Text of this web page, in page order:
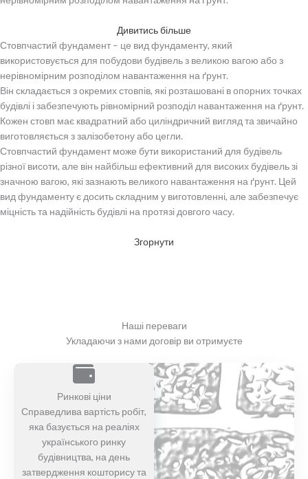
Дивитись більше
Стовпчастий фундамент – це вид фундаменту, який
використовується для побудови будівель з великою вагою або з
нерівномірним розподілом навантаження на ґрунт.
Він складається з окремих стовпів, які розташовані в опорних точках
будівлі і забезпечують рівномірний розподіл навантаження на ґрунт.
Кожен стовп має квадратний або циліндричний вигляд та звичайно
виготовляється з залізобетону або цегли.
Стовпчастий фундамент може бути використаний для будівель
різної висоти, але він найбільш ефективний для високих будівель зі
значною вагою, які зазнають великого навантаження на ґрунт. Цей
вид фундаменту є досить складним у виготовленні, але забезпечує
міцність та надійність будівлі на протязі довгого часу.
Згорнути
Наші переваги
Укладаючи з нами договір ви отримуєте
Ринкові ціни
Справедлива вартість робіт,
яка базується на реаліях
українського ринку
будівництва, на день
затвердження кошторису та